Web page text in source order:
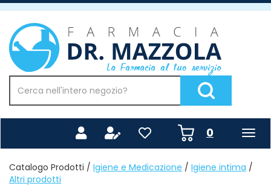
Passa
contenuto
principale
Farmacia
Mazzola
Prodotto
Cerca Prodotto
0prodotti
inseriti
Catalogo Prodotti / Igiene e Medicazione / Igiene intima /
Altri prodotti